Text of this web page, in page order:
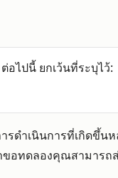
อไปนี้ ยกเว้นที่ระบุไว้:
ดำเนินการที่เกิดขึ้น
อทดลองคุณสามารถ